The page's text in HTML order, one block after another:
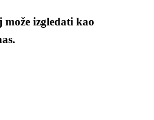
može izgledati kao